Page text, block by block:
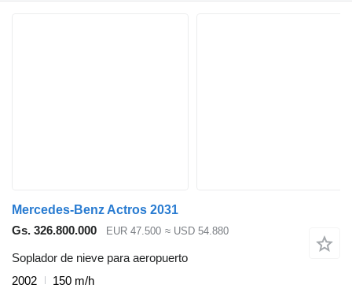
Mercedes-Benz Actros 2031
Gs. 326.800.000
EUR 47.500 ≈ USD 54.880
Soplador de nieve para aeropuerto
2002
150 m/h